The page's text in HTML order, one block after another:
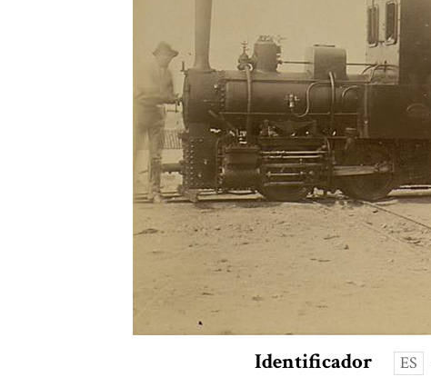
Identificador ES